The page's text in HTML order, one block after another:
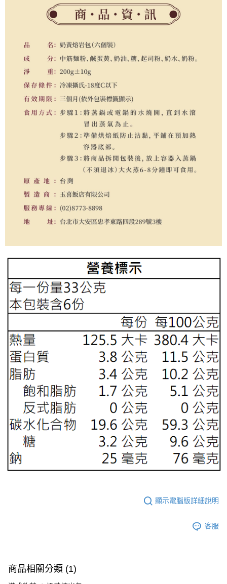
顯示電腦版詳細說明
客服
商品相關分類 (1)